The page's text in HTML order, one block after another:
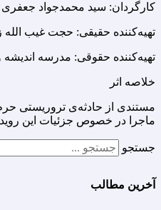
کارگردان: سید محمدجواد جعفری
تهیه‌کننده حقیقی: حجت غیب الله
تهیه‌کننده حقوقی: مدرسه اندیشه
خلاصه اثر
ماجرا در خصوص جزئیات این
جستجو
آخرین مطالب